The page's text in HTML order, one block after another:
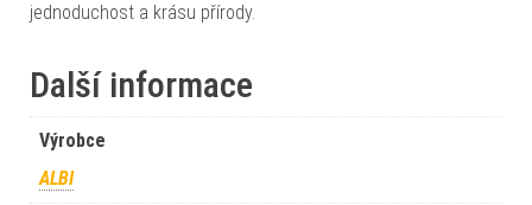
jednoduchost a krásu přírody.
Další informace
Výrobce
ALBI